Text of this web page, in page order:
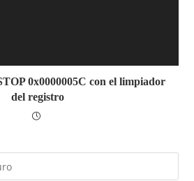
0x0000005C con el limpiador
del registro